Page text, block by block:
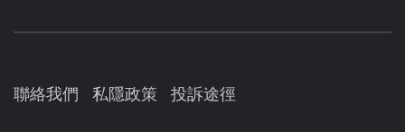
聯絡我們 私隱政策 投訴途徑